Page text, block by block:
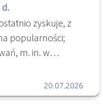
ujednolicony
Ministrów z
sprawie „Zasad
Ustaw 2026
Legislacji
d.
zyskuje, z
popularności;
m. in. w
Internecie jest
narzędzi, ale
20.07.2026